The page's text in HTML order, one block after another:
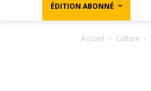
ÉDITION ABONNÉ
Accueil Culture